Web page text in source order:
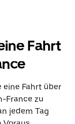
Fahrt
eine Fahrt über
France zu
jedem Tag